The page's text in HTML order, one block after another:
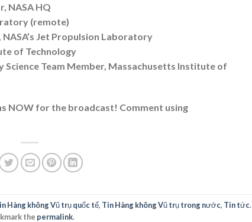
NASA HQ
(remote)
Jet Propulsion Laboratory
of Technology
Team Member, Massachusetts Institute of
NOW for the broadcast! Comment using
Hàng không Vũ trụ quốc tế, Tin Hàng không Vũ trụ trong nước, Tin tức.
the permalink.